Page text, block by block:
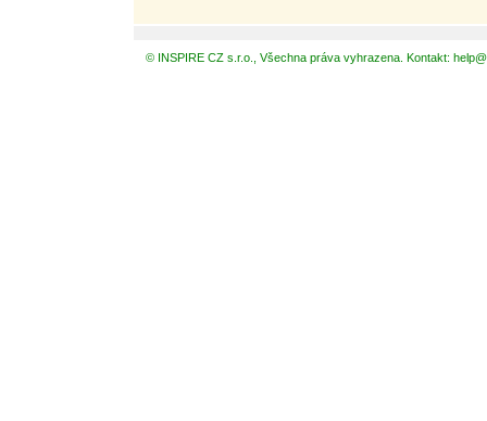
© INSPIRE CZ s.r.o., Všechna práva vyhrazena. Kontakt: